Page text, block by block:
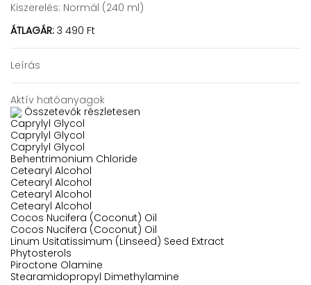
Kiszerelés: Normál (240 ml)
ÁTLAGÁR: 3 490 Ft
Leírás
Aktív hatóanyagok
Összetevők részletesen
Caprylyl Glycol
Caprylyl Glycol
Caprylyl Glycol
Behentrimonium Chloride
Cetearyl Alcohol
Cetearyl Alcohol
Cetearyl Alcohol
Cetearyl Alcohol
Cocos Nucifera (Coconut) Oil
Cocos Nucifera (Coconut) Oil
Linum Usitatissimum (Linseed) Seed Extract
Phytosterols
Piroctone Olamine
Stearamidopropyl Dimethylamine